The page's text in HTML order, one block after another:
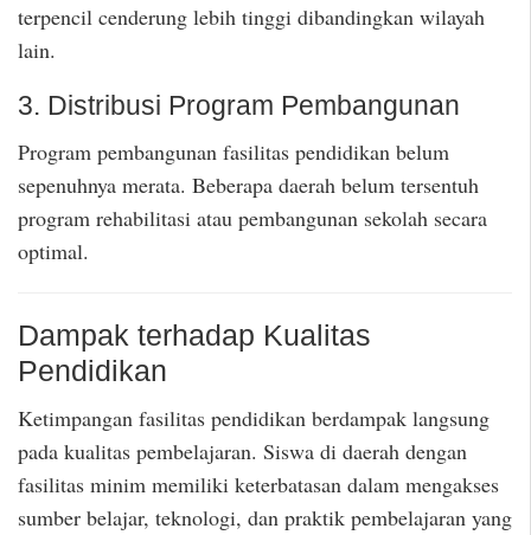
terpencil cenderung lebih tinggi dibandingkan wilayah
lain.
3. Distribusi Program Pembangunan
Program pembangunan fasilitas pendidikan belum
sepenuhnya merata. Beberapa daerah belum tersentuh
program rehabilitasi atau pembangunan sekolah secara
optimal.
Dampak terhadap Kualitas
Pendidikan
Ketimpangan fasilitas pendidikan berdampak langsung
pada kualitas pembelajaran. Siswa di daerah dengan
fasilitas minim memiliki keterbatasan dalam mengakses
sumber belajar, teknologi, dan praktik pembelajaran yang